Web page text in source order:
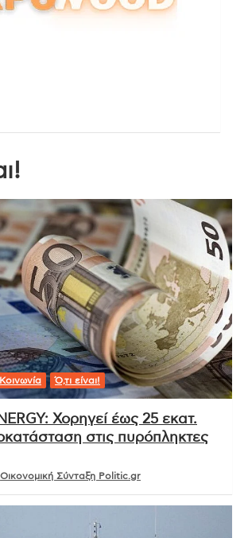
Κοινωνία Ό,τι είναι!
Χορηγεί έως 25 εκατ.
στις πυρόπληκτες
Οικονομική Σύνταξη Politic.gr